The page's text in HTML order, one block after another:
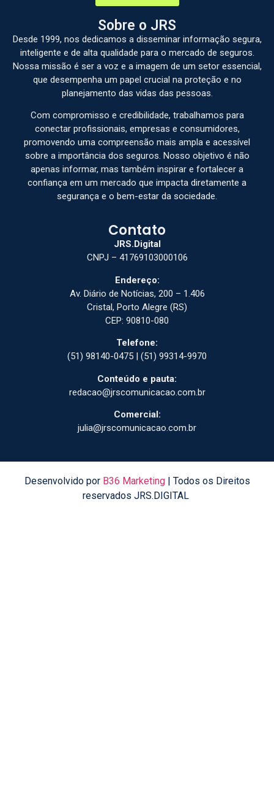
Sobre o JRS
Desde 1999, nos dedicamos a disseminar informação segura,
inteligente e de alta qualidade para o mercado de seguros.
Nossa missão é ser a voz e a imagem de um setor essencial,
que desempenha um papel crucial na proteção e no
planejamento das vidas das pessoas.
Com compromisso e credibilidade, trabalhamos para
conectar profissionais, empresas e consumidores,
promovendo uma compreensão mais ampla e acessível
sobre a importância dos seguros. Nosso objetivo é não
apenas informar, mas também inspirar e fortalecer a
confiança em um mercado que impacta diretamente a
segurança e o bem-estar da sociedade.
Contato
JRS.Digital
CNPJ – 41769103000106
Endereço:
Av. Diário de Notícias, 200 – 1.406
Cristal, Porto Alegre (RS)
CEP: 90810-080
Telefone:
(51) 98140-0475 | (51) 99314-9970
Conteúdo e pauta:
redacao@jrscomunicacao.com.br
Comercial:
julia@jrscomunicacao.com.br
Desenvolvido por B36 Marketing| Todos os Direitos
reservados JRS.DIGITAL